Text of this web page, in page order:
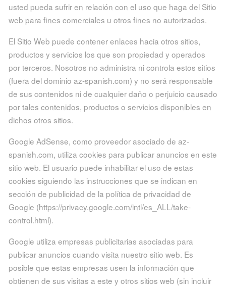
usted pueda sufrir en relación con el uso que haga del Sitio
web para fines comerciales u otros fines no autorizados.
El Sitio Web puede contener enlaces hacia otros sitios,
productos y servicios los que son propiedad y operados
por terceros. Nosotros no administra ni controla estos sitios
(fuera del dominio az-spanish.com) y no será responsable
de sus contenidos ni de cualquier daño o perjuicio causado
por tales contenidos, productos o servicios disponibles en
dichos otros sitios.
Google AdSense, como proveedor asociado de az-
spanish.com, utiliza cookies para publicar anuncios en este
sitio web. El usuario puede inhabilitar el uso de estas
cookies siguiendo las instrucciones que se indican en
sección de publicidad de la política de privacidad de
Google (https://privacy.google.com/intl/es_ALL/take-
control.html).
Google utiliza empresas publicitarias asociadas para
publicar anuncios cuando visita nuestro sitio web. Es
posible que estas empresas usen la información que
obtienen de sus visitas a este y otros sitios web (sin incluir